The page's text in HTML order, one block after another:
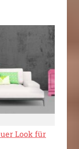
Look für